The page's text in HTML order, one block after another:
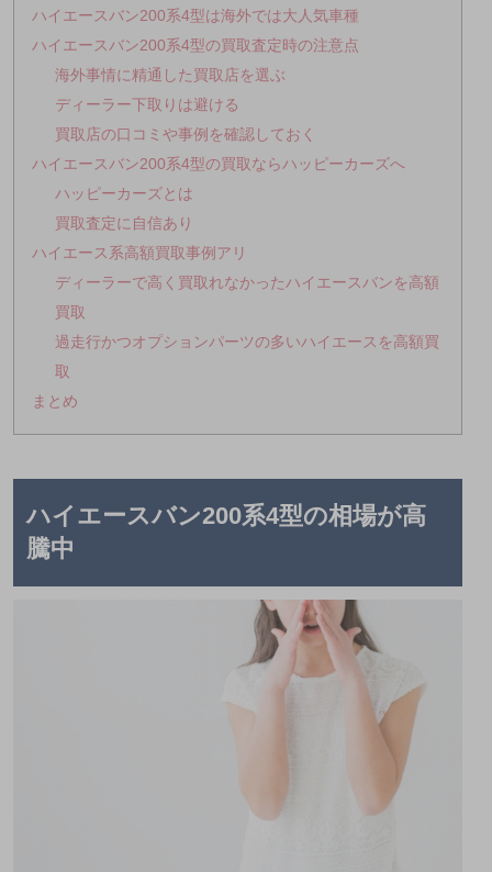
ハイエースバン200系4型は海外では大人気車種
ハイエースバン200系4型の買取査定時の注意点
海外事情に精通した買取店を選ぶ
ディーラー下取りは避ける
買取店の口コミや事例を確認しておく
ハイエースバン200系4型の買取ならハッピーカーズへ
ハッピーカーズとは
買取査定に自信あり
ハイエース系高額買取事例アリ
ディーラーで高く買取れなかったハイエースバンを高額
買取
過走行かつオプションパーツの多いハイエースを高額買
取
まとめ
ハイエースバン200系4型の相場が高
騰中